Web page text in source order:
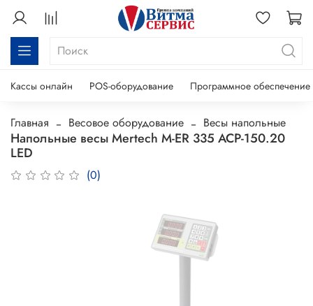
Кассы онлайн POS-оборудование Программное обеспечение
Главная Весовое оборудование Весы напольные
Напольные весы Mertech M-ER 335 ACP-150.20
LED
(0)